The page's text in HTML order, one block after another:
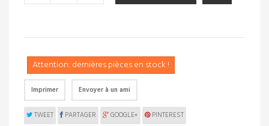
Attention: dernières pièces en stock !
Imprimer Envoyer à un ami
TWEET PARTAGER GOOGLE+ PINTEREST